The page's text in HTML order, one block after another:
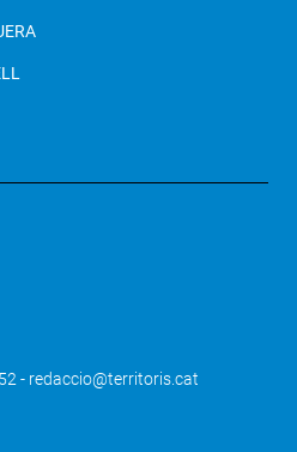
- redaccio@territoris.cat